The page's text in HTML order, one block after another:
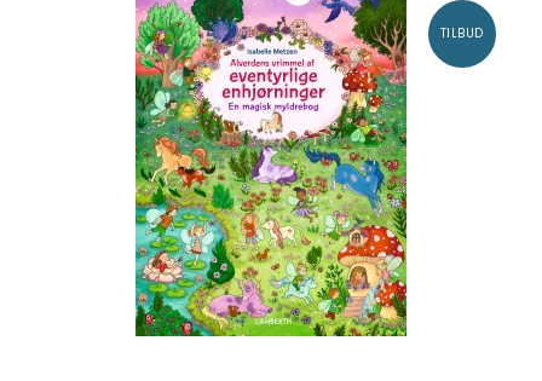
TILBUD